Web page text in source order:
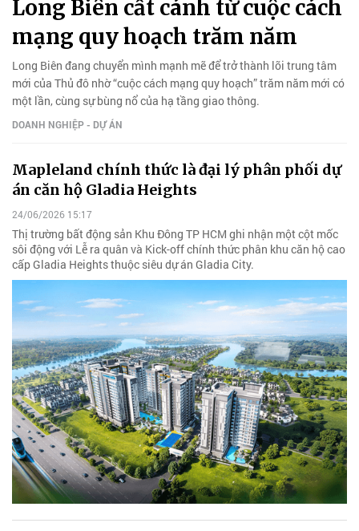
Long Biên cất cánh từ cuộc cách
mạng quy hoạch trăm năm
Long Biên đang chuyển mình mạnh mẽ để trở thành lõi trung tâm
mới của Thủ đô nhờ “cuộc cách mạng quy hoạch” trăm năm mới có
một lần, cùng sự bùng nổ của hạ tầng giao thông.
DOANH NGHIỆP - DỰ ÁN
Mapleland chính thức là đại lý phân phối dự
án căn hộ Gladia Heights
24/06/2026 15:17
Thị trường bất động sản Khu Đông TP HCM ghi nhận một cột mốc
sôi động với Lễ ra quân và Kick-off chính thức phân khu căn hộ cao
cấp Gladia Heights thuộc siêu dự án Gladia City.